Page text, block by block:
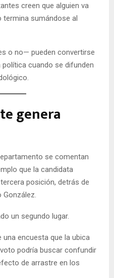
creen que alguien va
termina sumándose al
o no— pueden convertirse
cuando se difunden
genera
se comentan
que la candidata
posición, detrás de
González.
un segundo lugar.
encuesta que la ubica
podría buscar confundir
de arrastre en los